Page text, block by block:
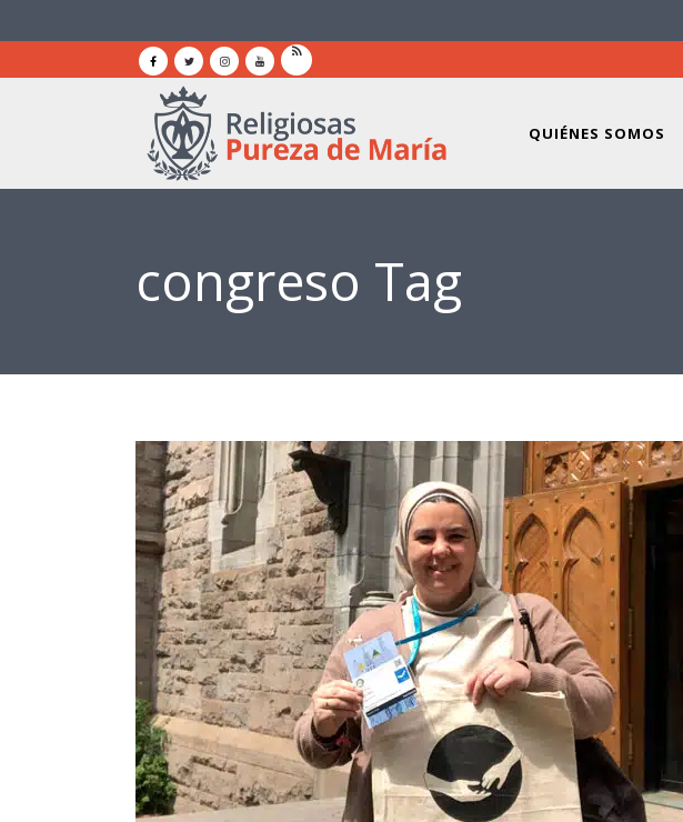
QUIÉNES SOMOS
congreso Tag